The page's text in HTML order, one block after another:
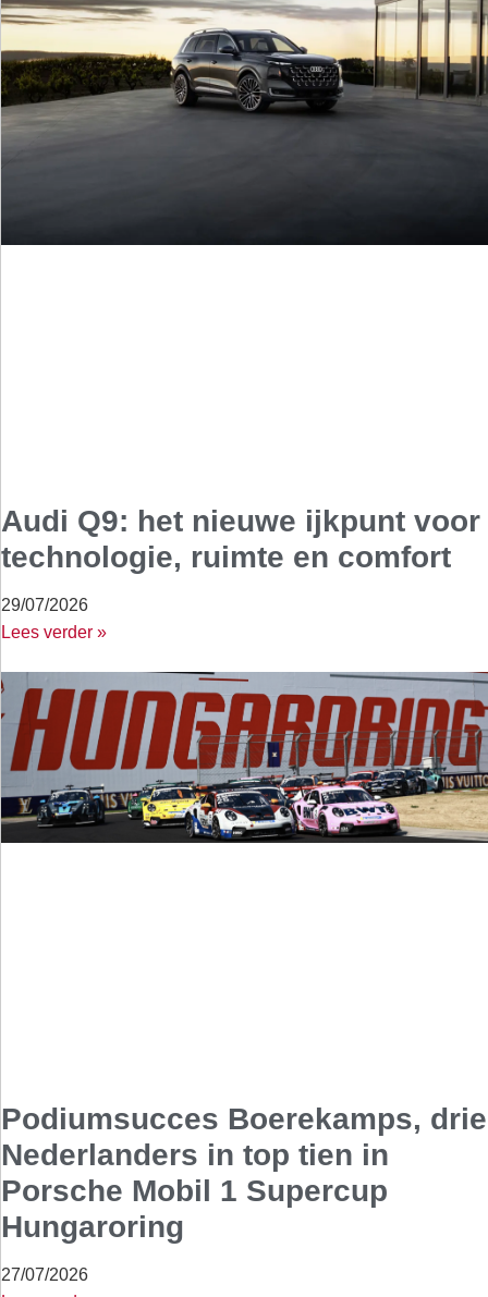
Audi Q9: het nieuwe ijkpunt voor
technologie, ruimte en comfort
29/07/2026
Lees verder »
Podiumsucces Boerekamps, drie
Nederlanders in top tien in
Porsche Mobil 1 Supercup
Hungaroring
27/07/2026